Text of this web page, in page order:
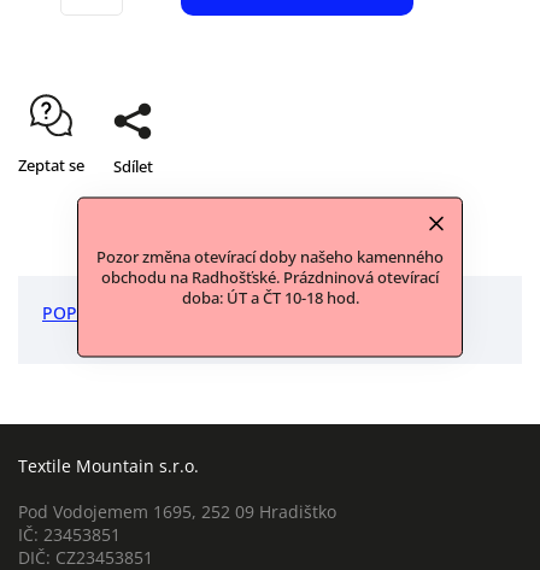
Pozor změna otevírací doby našeho kamenného
obchodu na Radhošťské. Prázdninová otevírací
doba: ÚT a ČT 10-18 hod.
Zeptat se Sdílet
POPIS
Textile Mountain s.r.o.
Pod Vodojemem 1695, 252 09 Hradištko
IČ: 23453851
DIČ: CZ23453851